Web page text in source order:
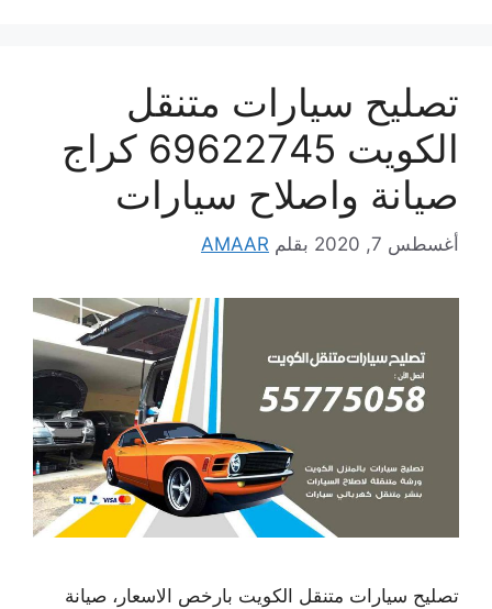
تصليح سيارات متنقل
الكويت 69622745 كراج
صيانة واصلاح سيارات
أغسطس 7, 2020 بقلم AMAAR
تصليح سيارات متنقل الكويت بارخص الاسعار، صيانة